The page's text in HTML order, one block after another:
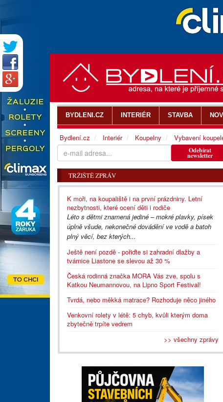
Odebírat
newsletter
TRŽIŠTĚ ZPRÁV
K moři, na koupaliště i na první prázdniny. Letní
nezbytnosti, které ocení děti i rodiče
Léto s dětmi znamená jediné – mokré plavky, písek
úplně všude, nekonečné dovádění ve vodě a batoh
plný věcí, bez kterých...
Ještě není pozdě - pořiďte si zahradní dlažby a
tvárnice Liastone se slevou až 30 %
Česká rodinná značka MORA Vás zve, spolu s
Katkou Neumannovou, na Lipno Sport Festival!
Tvrdá, nebo měkká matrace? Rozhoduje něco jiného
Venkovní rolety v létě: 5 chyb, kvůli kterým doma
zbytečně trpíte vedrem
>> všechny zprávy
BYDLENI.CZ INTERIÉR STAVBA
Bydlení.cz Interiér Koupelny Vybavení